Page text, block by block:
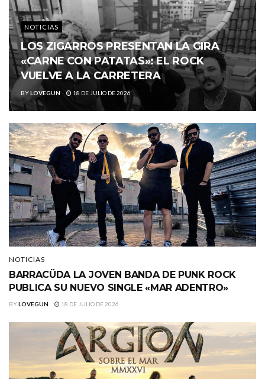
NOTICIAS
LOS ZIGARROS PRESENTAN LA GIRA
«CARNE CON PATATAS»: EL ROCK
VUELVE A LA CARRETERA
BYLOVEGUN 18 DE JULIO DE 2026
NOTICIAS
BARRACÜDA LA JOVEN BANDA DE PUNK ROCK
PUBLICA SU NUEVO SINGLE «MAR ADENTRO»
BYLOVEGUN 18 DE JULIO DE 2026